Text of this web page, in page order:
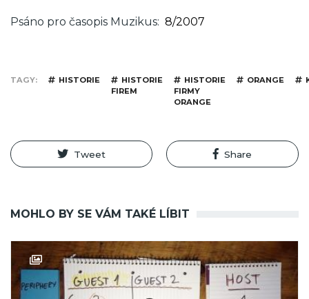
Psáno pro časopis Muzikus 8/2007
TAGY HISTORIE
HISTORIE
FIREM
HISTORIE
FIRMY
ORANGE
ORANGE
Tweet Share
MOHLO BY SE VÁM TAKÉ LÍBIT